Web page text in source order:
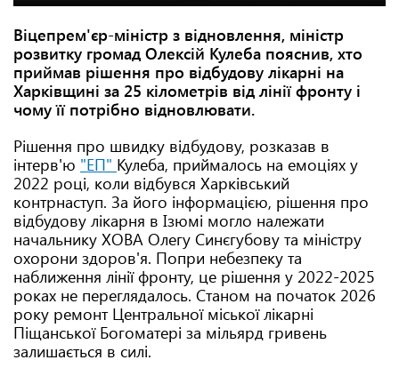
Віцепрем'єр-міністр з відновлення, міністр
розвитку громад Олексій Кулеба пояснив, хто
приймав рішення про відбудову лікарні на
Харківщині за 25 кілометрів від лінії фронту і
чому її потрібно відновлювати.
Рішення про швидку відбудову, розказав в
інтерв'ю "ЕП" Кулеба, приймалось на емоціях у
2022 році, коли відбувся Харківський
контрнаступ. За його інформацією, рішення про
відбудову лікарня в Ізюмі могло належати
начальнику ХОВА Олегу Синєгубову та міністру
охорони здоров'я. Попри небезпеку та
наближення лінії фронту, це рішення у 2022-2025
роках не переглядалось. Станом на початок 2026
року ремонт Центральної міської лікарні
Піщанської Богоматері за мільярд гривень
залишається в силі.